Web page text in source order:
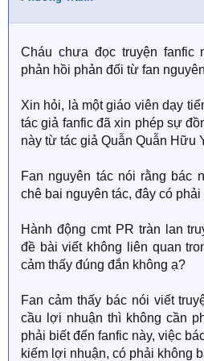
Cháu chưa đọc truyện fanfic
phản hồi phản đối từ fan
Xin hỏi, là một giáo viên dạy
tác giả fanfic đã xin phép sự
này từ tác giả Quẫn Quẫn Hữu
Fan nguyên tác nói rằng bác
chê bai nguyên tác, đây có
Hành động cmt PR tràn lan
đề bài viết không liên quan
cảm thấy đúng đắn không ạ?
Fan cảm thấy bác nói viết
cầu lợi nhuận thì không cần
phải biết đến fanfic này, việc
kiếm lợi nhuận, có phải không